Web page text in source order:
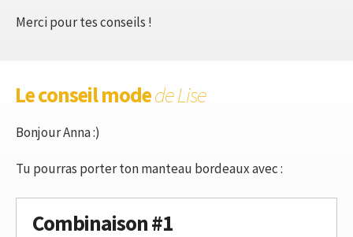
Merci pour tes conseils !
Le conseil modede Lise
Bonjour Anna :)
Tu pourras porter ton manteau bordeaux avec :
Combinaison #1